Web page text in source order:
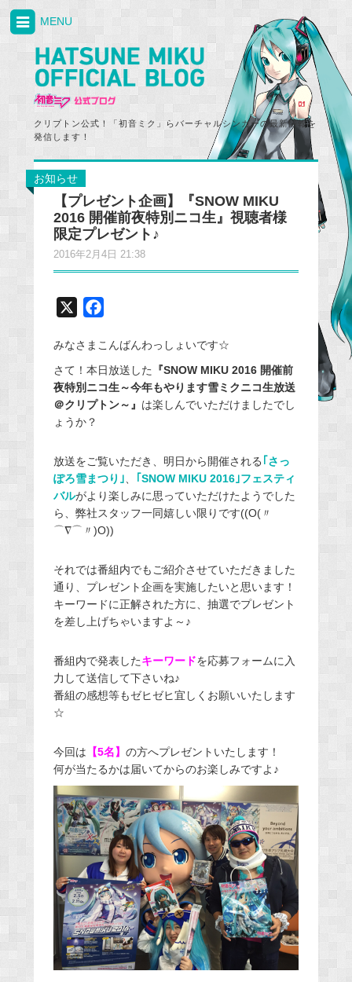
クリプトン公式！「初音ミク」らバーチャルシンガーの最新情報を
発信します！
MENU
お知らせ
【プレゼント企画】『SNOW MIKU
2016 開催前夜特別ニコ生』視聴者様
限定プレゼント♪
2016年2月4日 21:38
c
e
b
o
みなさまこんばんわっしょいです☆
さて！本日放送した 『SNOW MIKU 2016 開催前
夜特別ニコ生～今年もやります雪ミクニコ生放送
＠クリプトン～』 は楽しんでいただけましたでし
ょうか？
放送をご覧いただき、明日から開催される ｢さっ
ぽろ雪まつり｣、
｢SNOW MIKU 2016｣フェスティ
バルがより楽しみに思っていただけたようでした
ら、弊社スタッフ一同嬉しい限りです((O(〃
⌒∇⌒〃)O))
それでは番組内でもご紹介させていただきました
通り、プレゼント企画を実施したいと思います！
キーワードに正解された方に、抽選でプレゼント
を差し上げちゃいますよ～♪
番組内で発表したキーワードを応募フォームに入
力して送信して下さいね♪
番組の感想等もゼヒゼヒ宜しくお願いいたします
☆
今回は 【5名】 の方へプレゼントいたします！
何が当たるかは届いてからのお楽しみですよ♪